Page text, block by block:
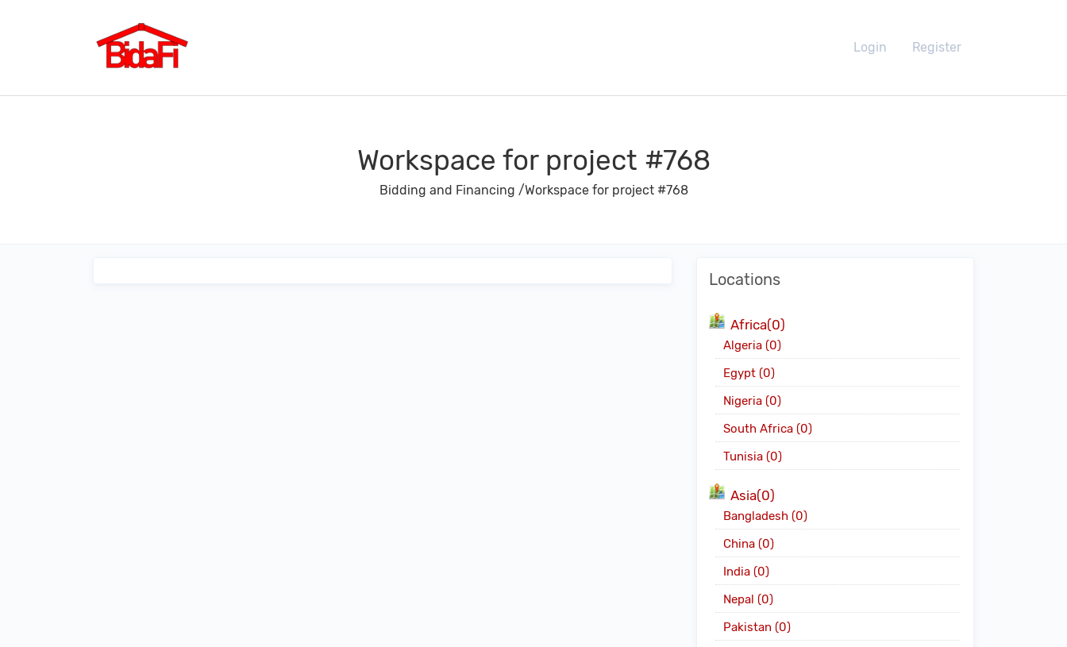
Login Register
Workspace for project #768
Bidding and Financing /Workspace for project #768
Locations
Africa(0)
Algeria (0)
Egypt (0)
Nigeria (0)
South Africa (0)
Tunisia (0)
Asia(0)
Bangladesh (0)
China (0)
India (0)
Nepal (0)
Pakistan (0)